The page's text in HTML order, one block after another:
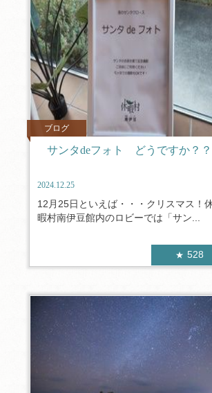
ブログ
サンタdeフォト どうですか？？
2024.12.25
12月25日といえば・・・クリスマス！
暇村南伊豆館内のロビーでは「サン...
528